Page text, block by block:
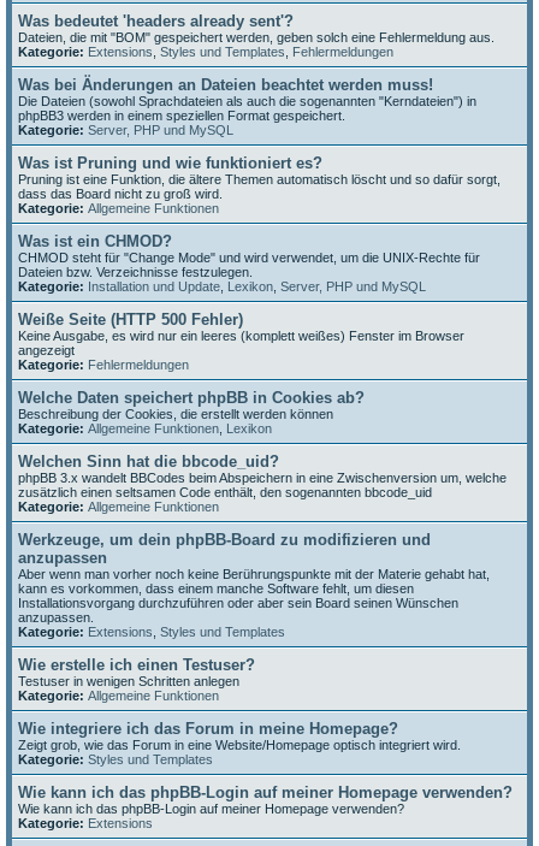
Was bedeutet 'headers already sent'?
Dateien, die mit "BOM" gespeichert werden, geben solch eine Fehlermeldung aus.
Kategorie: Extensions Styles und Templates Fehlermeldungen
Was bei Änderungen an Dateien beachtet werden muss!
Die Dateien (sowohl Sprachdateien als auch die sogenannten "Kerndateien") in
phpBB3 werden in einem speziellen Format gespeichert.
Kategorie: Server, PHP und MySQL
Was ist Pruning und wie funktioniert es?
Pruning ist eine Funktion, die ältere Themen automatisch löscht und so dafür sorgt,
dass das Board nicht zu groß wird.
Kategorie: Allgemeine Funktionen
Was ist ein CHMOD?
CHMOD steht für "Change Mode" und wird verwendet, um die UNIX-Rechte für
Dateien bzw. Verzeichnisse festzulegen.
Kategorie: Installation und Update Lexikon Server, PHP und MySQL
Weiße Seite (HTTP 500 Fehler)
Keine Ausgabe, es wird nur ein leeres (komplett weißes) Fenster im Browser
angezeigt
Kategorie: Fehlermeldungen
Welche Daten speichert phpBB in Cookies ab?
Beschreibung der Cookies, die erstellt werden können
Kategorie: Allgemeine Funktionen Lexikon
Welchen Sinn hat die bbcode_uid?
phpBB 3.x wandelt BBCodes beim Abspeichern in eine Zwischenversion um, welche
zusätzlich einen seltsamen Code enthält, den sogenannten bbcode_uid
Kategorie: Allgemeine Funktionen
Werkzeuge, um dein phpBB-Board zu modifizieren und
anzupassen
Aber wenn man vorher noch keine Berührungspunkte mit der Materie gehabt hat,
kann es vorkommen, dass einem manche Software fehlt, um diesen
Installationsvorgang durchzuführen oder aber sein Board seinen Wünschen
anzupassen.
Kategorie: Extensions Styles und Templates
Wie erstelle ich einen Testuser?
Testuser in wenigen Schritten anlegen
Kategorie: Allgemeine Funktionen
Wie integriere ich das Forum in meine Homepage?
Zeigt grob, wie das Forum in eine Website/Homepage optisch integriert wird.
Kategorie: Styles und Templates
Wie kann ich das phpBB-Login auf meiner Homepage verwenden?
Wie kann ich das phpBB-Login auf meiner Homepage verwenden?
Kategorie: Extensions